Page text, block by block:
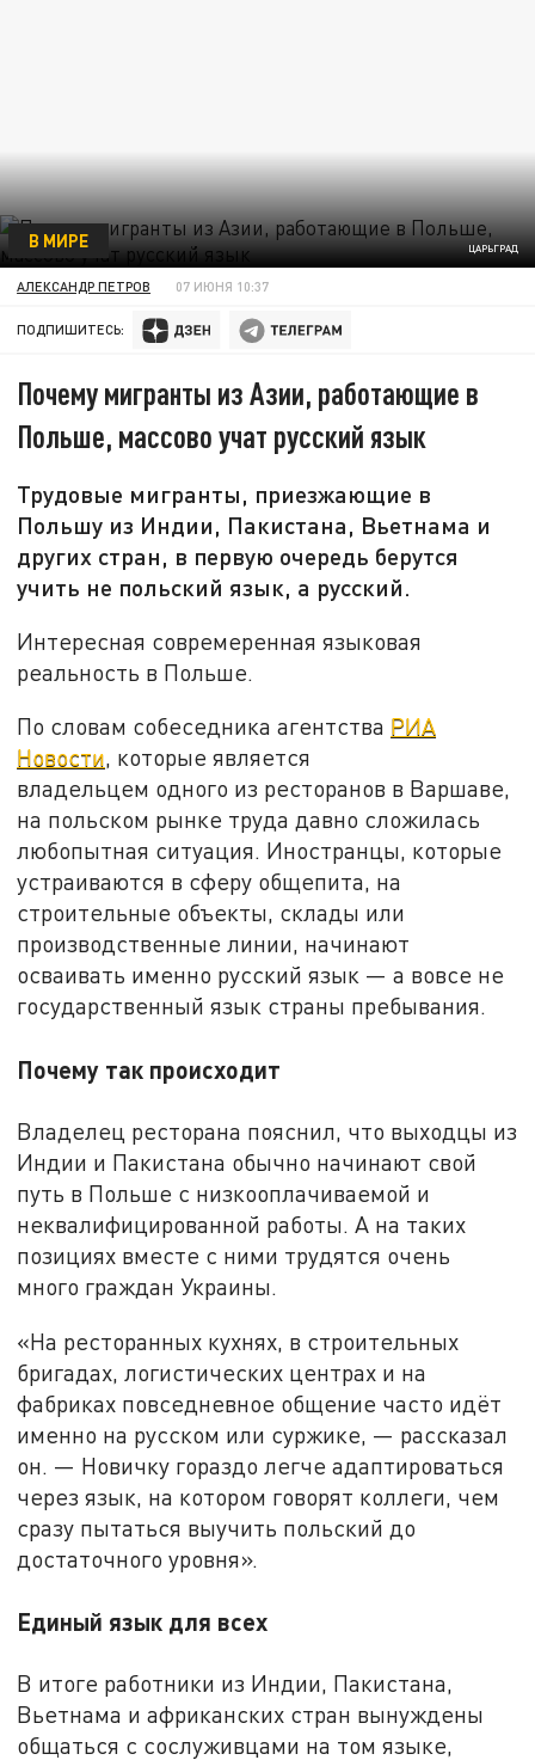
ЦАРЬГРАД
В МИРЕ
АЛЕКСАНДР ПЕТРОВ 07 ИЮНЯ 10:37
ПОДПИШИТЕСЬ:
Почему мигранты из Азии, работающие в
Польше, массово учат русский язык
Трудовые мигранты, приезжающие в
Польшу из Индии, Пакистана, Вьетнама и
других стран, в первую очередь берутся
учить не польский язык, а русский.
Интересная совремеренная языковая
реальность в Польше.
По словам собеседника агентства РИА
Новости, которые является
владельцем одного из ресторанов в Варшаве,
на польском рынке труда давно сложилась
любопытная ситуация. Иностранцы, которые
устраиваются в сферу общепита, на
строительные объекты, склады или
производственные линии, начинают
осваивать именно русский язык — а вовсе не
государственный язык страны пребывания.
Почему так происходит
Владелец ресторана пояснил, что выходцы из
Индии и Пакистана обычно начинают свой
путь в Польше с низкооплачиваемой и
неквалифицированной работы. А на таких
позициях вместе с ними трудятся очень
много граждан Украины.
«На ресторанных кухнях, в строительных
бригадах, логистических центрах и на
фабриках повседневное общение часто идёт
именно на русском или суржике, — рассказал
он. — Новичку гораздо легче адаптироваться
через язык, на котором говорят коллеги, чем
сразу пытаться выучить польский до
достаточного уровня».
Единый язык для всех
В итоге работники из Индии, Пакистана,
Вьетнама и африканских стран вынуждены
общаться с сослуживцами на том языке,